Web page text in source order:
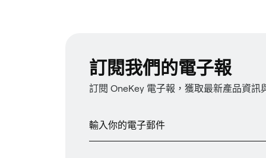
訂閱我們的電子報
訂閱 OneKey 電子報，獲取最新產品資訊